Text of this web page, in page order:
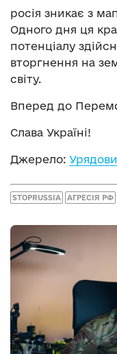
росія зникає з
Одного дня ця
потенціалу
вторгнення на
світу.
Вперед до
Слава Україні!
Джерело:
STOPRUSSIA АГРЕСІЯ РФ